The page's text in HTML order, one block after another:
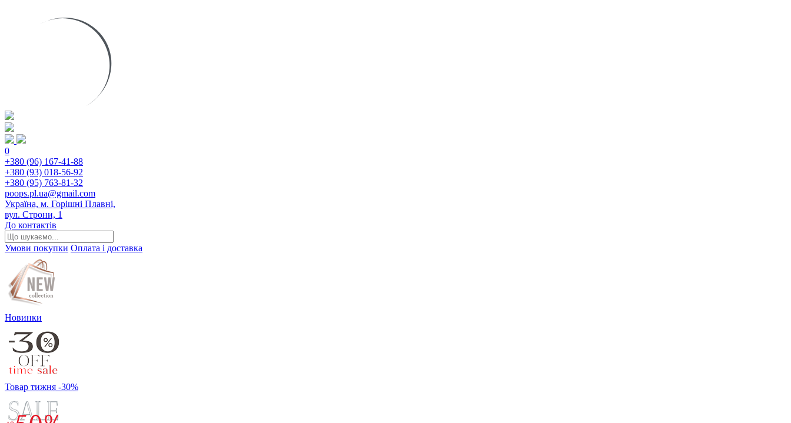
0
+380 (96) 167-41-88
+380 (93) 018-56-92
+380 (95) 763-81-32
poops.pl.ua@gmail.com
Україна, м. Горішні Плавні,
вул. Строни, 1
До контактів
Умови покупки Оплата і доставка
Новинки
Товар тижня -30%